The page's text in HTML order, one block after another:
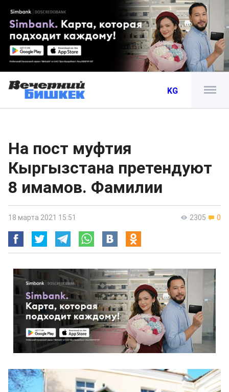
KG
На пост муфтия
Кыргызстана претендуют
8 имамов. Фамилии
2305 0
18 марта 2021 15:51